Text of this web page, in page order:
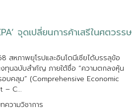
PA’ จดเปลยนการคาเสรในศตวรรษ
8 สหภาพยโรปและอนโดนเซยไดบรรลขอ
งทนฉบบสคญ ภายใตชอ “ความตกลงหน
อบคลม” (Comprehensive Economic
t – C...
ความวิชาการ